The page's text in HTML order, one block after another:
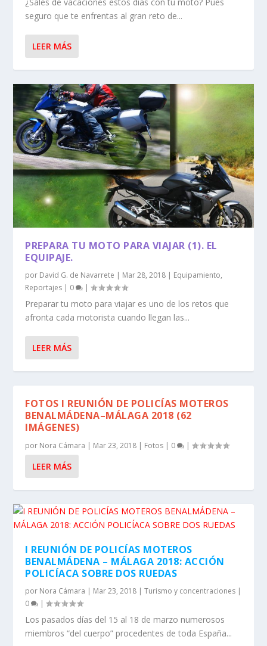
seguro que te enfrentas al gran reto de...
LEER MÁS
PREPARA TU MOTO PARA VIAJAR (1). EL
EQUIPAJE.
por David G. de Navarrete Mar 28, 2018 Equipamiento,
Reportajes
0 |
Preparar tu moto para viajar es uno de los retos que
afronta cada motorista cuando llegan las...
LEER MÁS
FOTOS I REUNIÓN DE POLICÍAS MOTEROS
BENALMÁDENA–MÁLAGA 2018 (62
IMÁGENES)
por Nora Cámara Mar 23, 2018 Fotos 0 |
LEER MÁS
I REUNIÓN DE POLICÍAS MOTEROS
BENALMÁDENA – MÁLAGA 2018: ACCIÓN
POLICÍACA SOBRE DOS RUEDAS
por Nora Cámara Mar 23, 2018 |Turismo y concentraciones
0
|
Los pasados días del 15 al 18 de marzo numerosos
miembros “del cuerpo” procedentes de toda España...